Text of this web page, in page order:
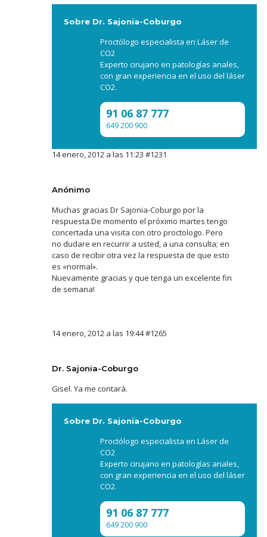
Sobre Dr. Sajonia-Coburgo
Proctólogo especialista en Láser de
CO2
Experto cirujano en patologías anales,
con gran experiencia en el uso del láser
CO2.
91 06 87 777
649 200 900
14 enero, 2012 a las 11:23 #1231
Anónimo
Muchas gracias Dr Sajonia-Coburgo por la
respuesta.De momento el próximo martes tengo
concertada una visita con otro proctologo. Pero
no dudare en recurrir a usted, a una consulta; en
caso de recibir otra vez la respuesta de que esto
es «normal».
Nuevamente gracias y que tenga un excelente fin
de semana!
14 enero, 2012 a las 19:44#1265
Dr. Sajonia-Coburgo
Gisel. Ya me contará.
Sobre Dr. Sajonia-Coburgo
Proctólogo especialista en Láser de
CO2
Experto cirujano en patologías anales,
con gran experiencia en el uso del láser
CO2.
91 06 87 777
649 200 900